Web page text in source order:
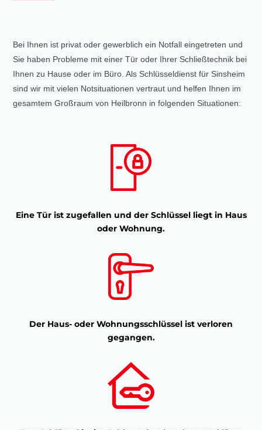
Bei Ihnen ist privat oder gewerblich ein Notfall eingetreten und
Sie haben Probleme mit einer Tür oder Ihrer Schließtechnik bei
Ihnen zu Hause oder im Büro. Als Schlüsseldienst für Sinsheim
sind wir mit vielen Notsituationen vertraut und helfen Ihnen im
gesamtem Großraum von Heilbronn in folgenden Situationen:
Eine Tür ist zugefallen und der Schlüssel liegt in Haus
oder Wohnung.
Der Haus- oder Wohnungsschlüssel ist verloren
gegangen.